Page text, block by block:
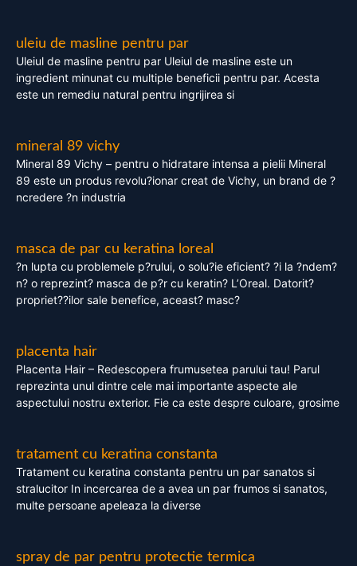
uleiu de masline pentru par
Uleiul de masline pentru par Uleiul de masline este un
ingredient minunat cu multiple beneficii pentru par. Acesta
este un remediu natural pentru ingrijirea si
mineral 89 vichy
Mineral 89 Vichy – pentru o hidratare intensa a pielii Mineral
89 este un produs revolu?ionar creat de Vichy, un brand de ?
ncredere ?n industria
masca de par cu keratina loreal
?n lupta cu problemele p?rului, o solu?ie eficient? ?i la ?ndem?
n? o reprezint? masca de p?r cu keratin? L’Oreal. Datorit?
propriet??ilor sale benefice, aceast? masc?
placenta hair
Placenta Hair – Redescopera frumusetea parului tau! Parul
reprezinta unul dintre cele mai importante aspecte ale
aspectului nostru exterior. Fie ca este despre culoare, grosime
tratament cu keratina constanta
Tratament cu keratina constanta pentru un par sanatos si
stralucitor In incercarea de a avea un par frumos si sanatos,
multe persoane apeleaza la diverse
spray de par pentru protectie termica